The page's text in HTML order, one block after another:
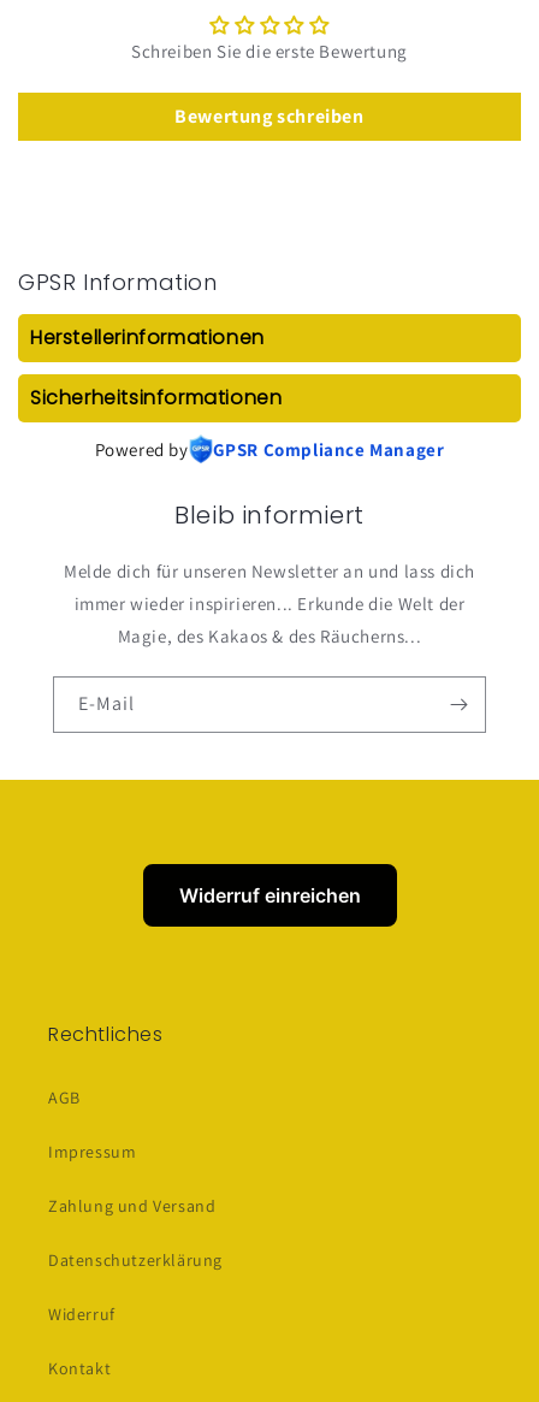
Schreiben Sie die erste Bewertung
Bewertung schreiben
GPSR Information
Herstellerinformationen
Sicherheitsinformationen
Powered by GPSR Compliance Manager
Bleib informiert
Melde dich für unseren Newsletter an und lass dich
immer wieder inspirieren... Erkunde die Welt der
Magie, des Kakaos & des Räucherns...
E-Mail
Widerruf einreichen
Rechtliches
AGB
Impressum
Zahlung und Versand
Datenschutzerklärung
Widerruf
Kontakt